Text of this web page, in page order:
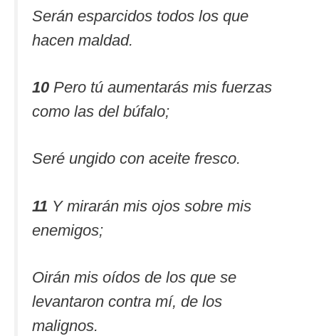
Serán esparcidos todos los que
hacen maldad.
10 Pero tú aumentarás mis fuerzas
como las del búfalo;
Seré ungido con aceite fresco.
11 Y mirarán mis ojos sobre mis
enemigos;
Oirán mis oídos de los que se
levantaron contra mí, de los
malignos.